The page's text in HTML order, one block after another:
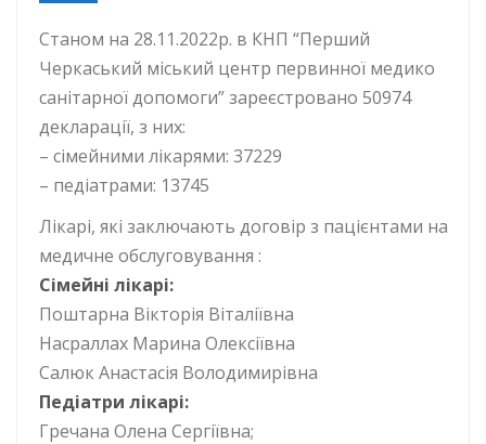
Станом на 28.11.2022р. в КНП “Перший
Черкаський міський центр первинної медико
санітарної допомоги” зареєстровано 50974
декларації, з них:
– сімейними лікарями: 37229
– педіатрами: 13745
Лікарі, які заключають договір з пацієнтами на
медичне обслуговування :
Сімейні лікарі:
Поштарна Вікторія Віталіївна
Насраллах Марина Олексіївна
Салюк Анастасія Володимирівна
Педіатри лікарі:
Гречана Олена Сергіївна;